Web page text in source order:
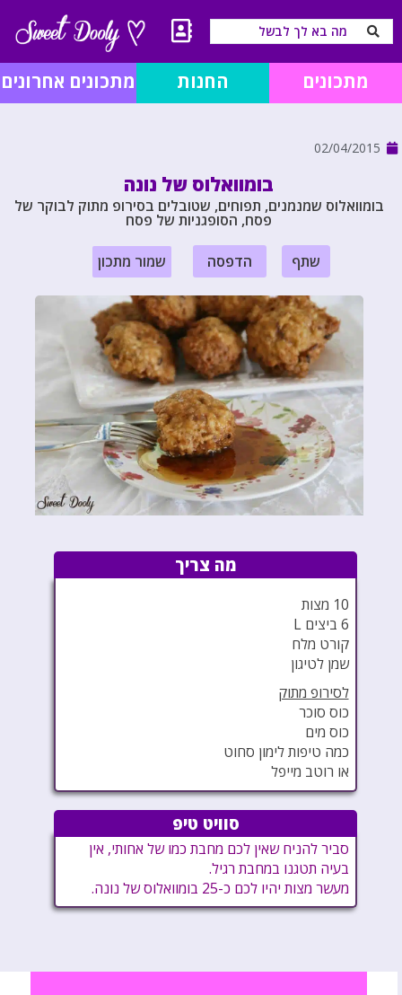
מתכונים החנות מתכונים אחרונים
02/04/2015
בומוואלוס של נונה
בומוואלוס שמנמנים, תפוחים, שטובלים בסירופ מתוק לבוקר של
פסח, הסופגניות של פסח
שתף הדפסה שמור מתכון
מה צריך
10 מצות
6 ביצים L
קורט מלח
שמן לטיגון
לסירופ מתוק
כוס סוכר
כוס מים
כמה טיפות לימון סחוט
או רוטב מייפל
סוויט טיפ
סביר להניח שאין לכם מחבת כמו של אחותי, אין
בעיה תטגנו במחבת רגיל.
מעשר מצות יהיו לכם כ-25 בומוואלוס של נונה.